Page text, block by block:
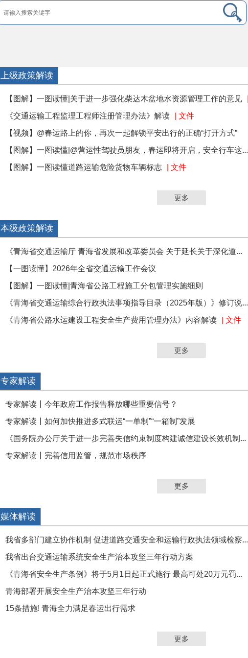
上级政策解读
【图解】一图读懂|关于进一步强化柴达木盆地水资源管理工作的意见
《交通运输工程监理工程师注册管理办法》解读 | 文件
【视频】@春运路上的你，再次一起解锁平安出行的正确“打开方式”
【图解】一图读懂|@营运性驾驶员朋友，春运即将开启，安全行车这...
【图解】一图读懂道路运输危险货物车辆标志 | 文件
更多
本级政策解读
《青海省交通运输厅 青海省发展和改革委员会 关于延长关于深化道...
【一图读懂】2026年全省交通运输工作会议
【图解】一图读懂|青海省公路工程施工分包管理实施细则
《青海省交通运输综合行政执法事项指导目录（2025年版）》修订说...
《青海省公路水运建设工程安全生产费用管理办法》内容解读 | 文件
更多
专家解读
专家解读丨今年政府工作报告释放哪些重要信号？
专家解读丨如何加快推进多式联运“一单制”“一箱制”发展
《国务院办公厅关于进一步完善失信约束制度构建诚信建设长效机制...
专家解读丨完善信用监管，规范市场秩序
更多
媒体解读
我省多部门建立协作机制 促进道路交通安全和运输行政执法领域检察...
我省出台交通运输系统安全生产治本攻坚三年行动方案
《青海省安全生产条例》将于5月1日起正式施行 最高可处20万元罚...
青海部署开展安全生产治本攻坚三年行动
15条措施! 青海全力满足春运出行需求
更多